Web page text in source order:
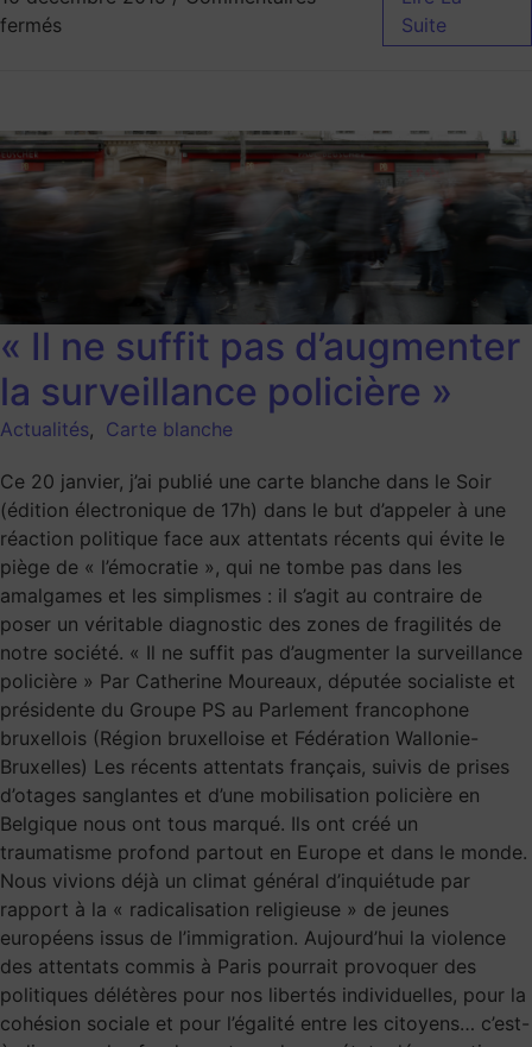
fermés
Suite
« Il ne suffit pas d’augmenter
la surveillance policière »
Actualités, Carte blanche
Ce 20 janvier, j’ai publié une carte blanche dans le Soir
(édition électronique de 17h) dans le but d’appeler à une
réaction politique face aux attentats récents qui évite le
piège de « l’émocratie », qui ne tombe pas dans les
amalgames et les simplismes : il s’agit au contraire de
poser un véritable diagnostic des zones de fragilités de
notre société. « Il ne suffit pas d’augmenter la surveillance
policière » Par Catherine Moureaux, députée socialiste et
présidente du Groupe PS au Parlement francophone
bruxellois (Région bruxelloise et Fédération Wallonie-
Bruxelles) Les récents attentats français, suivis de prises
d’otages sanglantes et d’une mobilisation policière en
Belgique nous ont tous marqué. Ils ont créé un
traumatisme profond partout en Europe et dans le monde.
Nous vivions déjà un climat général d’inquiétude par
rapport à la « radicalisation religieuse » de jeunes
européens issus de l’immigration. Aujourd’hui la violence
des attentats commis à Paris pourrait provoquer des
politiques délétères pour nos libertés individuelles, pour la
cohésion sociale et pour l’égalité entre les citoyens… c’est-